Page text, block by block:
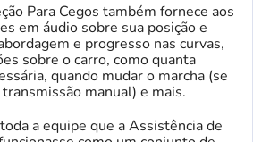
Para Cegos também fornece aos
em áudio sobre sua posição e
e progresso nas curvas,
sobre o carro, como quanta
quando mudar o marcha (se
manual) e mais.
a equipe que a Assistência de